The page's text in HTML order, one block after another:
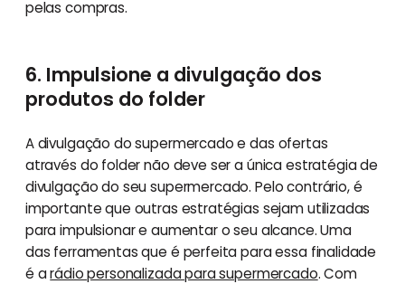
pelas compras.
6. Impulsione a divulgação dos
produtos do folder
A divulgação do supermercado e das ofertas
através do folder não deve ser a única estratégia de
divulgação do seu supermercado. Pelo contrário, é
importante que outras estratégias sejam utilizadas
para impulsionar e aumentar o seu alcance. Uma
das ferramentas que é perfeita para essa finalidade
é arádio personalizada para supermercado. Com